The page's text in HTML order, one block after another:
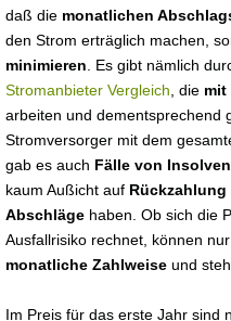
daß die monatlichen
den Strom erträglich machen,
minimieren . Es gibt nämlich
Stromanbieter Vergleich , die mit
arbeiten und dementsprechend
Stromversorger mit dem
gab es auch Fälle von
kaum Außicht auf
Abschläge haben. Ob sich die
Ausfallrisiko rechnet, können
monatliche Zahlweise und
Im Preis für das erste Jahr sind